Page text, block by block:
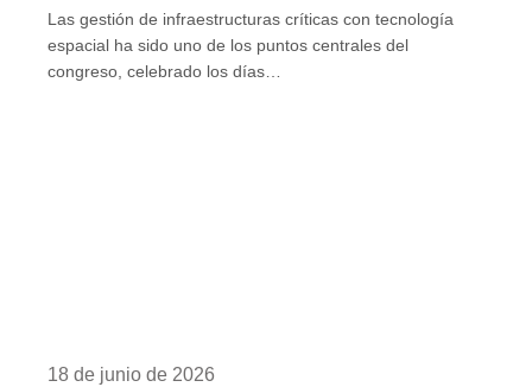
Las gestión de infraestructuras críticas con tecnología
espacial ha sido uno de los puntos centrales del
congreso, celebrado los días…
18 de junio de 2026